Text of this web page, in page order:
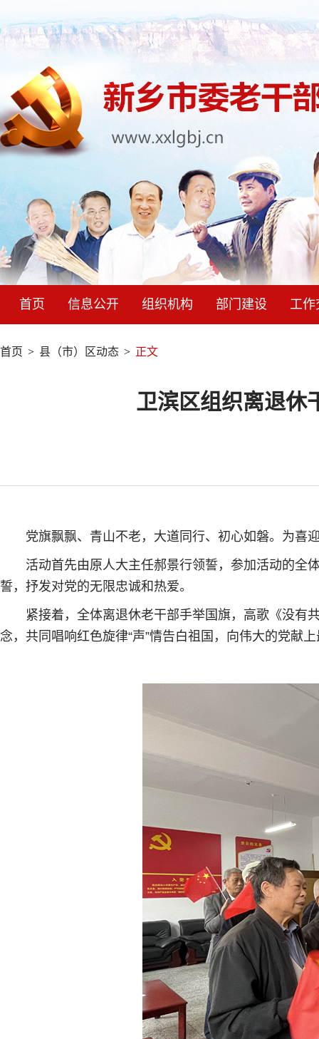
首页 信息公开 组织机构 部门建设 工作
首页 > 县（市）区动态 > 正文
卫滨区组织离退休
党旗飘飘、青山不老，大道同行、初心如磐。为喜
活动首先由原人大主任郝景行领誓，参加活动的全
誓，抒发对党的无限忠诚和热爱。
紧接着，全体离退休老干部手举国旗，高歌《没有
念，共同唱响红色旋律“声”情告白祖国，向伟大的党献